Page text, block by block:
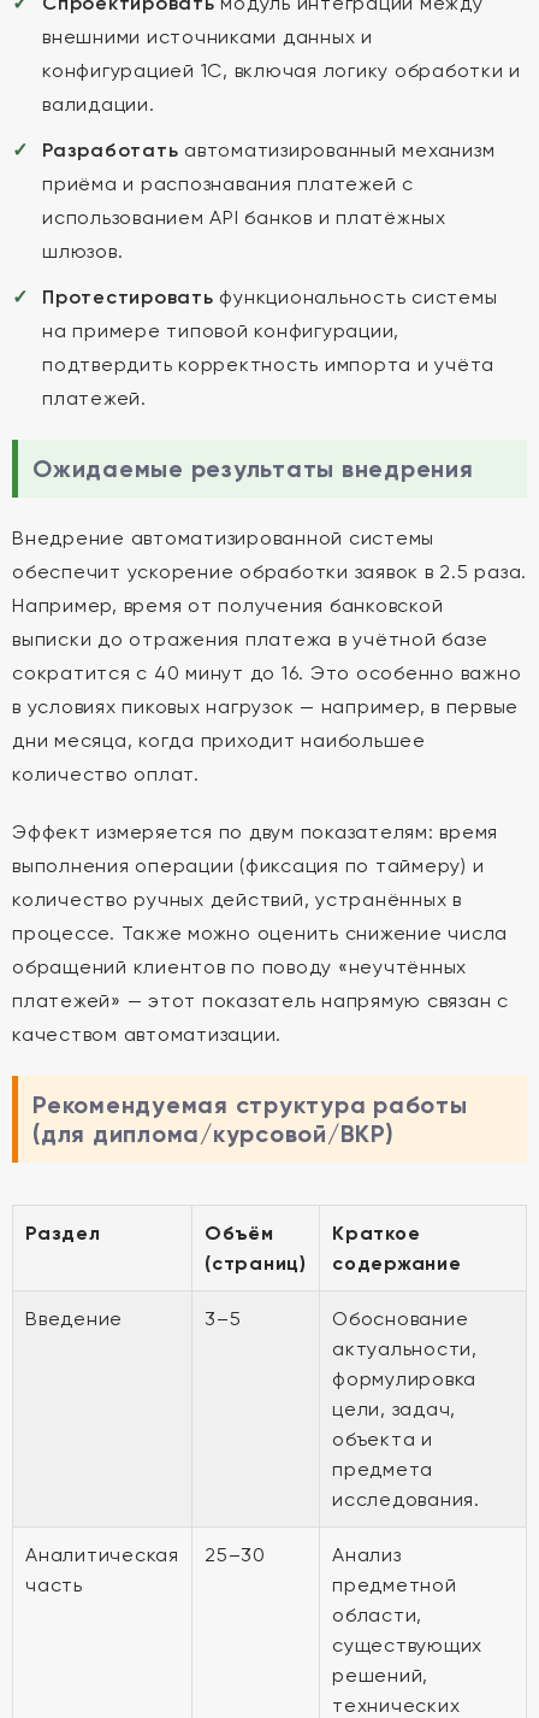
внешними источниками данных и
конфигурацией 1С, включая логику обработки и
валидации.
Разработать автоматизированный механизм
приёма и распознавания платежей с
использованием API банков и платёжных
шлюзов.
Протестировать функциональность системы
на примере типовой конфигурации,
подтвердить корректность импорта и учёта
платежей.
Ожидаемые результаты внедрения
Внедрение автоматизированной системы
обеспечит ускорение обработки заявок в 2.5 раза.
Например, время от получения банковской
выписки до отражения платежа в учётной базе
сократится с 40 минут до 16. Это особенно важно
в условиях пиковых нагрузок — например, в первые
дни месяца, когда приходит наибольшее
количество оплат.
Эффект измеряется по двум показателям: время
выполнения операции (фиксация по таймеру) и
количество ручных действий, устранённых в
процессе. Также можно оценить снижение числа
обращений клиентов по поводу «неучтённых
платежей» — этот показатель напрямую связан с
качеством автоматизации.
Рекомендуемая структура работы
(для диплома/курсовой/ВКР)
Раздел
Объём
(страниц)
Краткое
содержание
Введение 3–5
Обоснование
актуальности,
формулировка
цели, задач,
объекта и
предмета
исследования.
Аналитическая
часть
25–30
Анализ
предметной
области,
существующих
решений,
технических